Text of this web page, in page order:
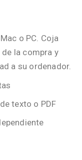
o PC. Coja
la compra y
a su ordenador.
texto o PDF